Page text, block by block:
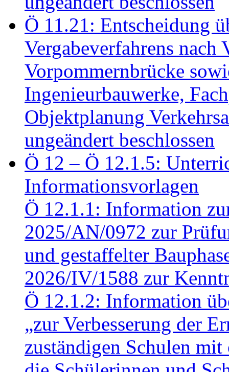
Ö 11.21: Entscheidung
Vergabeverfahrens
Vorpommernbrücke
Ingenieurbauwerke,
Objektplanung
ungeändert beschlossen
Ö 12 – Ö 12.1.5:
Informationsvorlagen
Ö 12.1.1: Information
2025/AN/0972 zur
und gestaffelter
2026/IV/1588 zur
Ö 12.1.2: Information
„zur Verbesserung der
zuständigen Schulen